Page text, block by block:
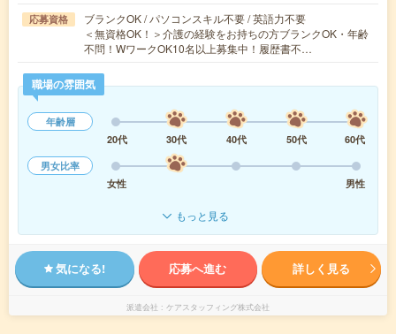
応募資格
ブランクOK / パソコンスキル不要 / 英語力不要
＜無資格OK！＞介護の経験をお持ちの方ブランクOK・年齢
不問！WワークOK10名以上募集中！履歴書不…
職場の雰囲気
年齢層
20代
30代 40代 50代
60代
男女比率
女性
男性
もっと見る
気になる! 応募へ進む 詳しく見る
派遣会社 ケアスタッフィング株式会社